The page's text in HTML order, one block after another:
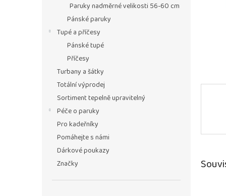
Paruky nadměrné velikosti 56-60 cm
Pánské paruky
Tupé a příčesy
Pánské tupé
Příčesy
Turbany a šátky
Totální výprodej
Sortiment tepelně upravitelný
Péče o paruky
Pro kadeřníky
Pomáhejte s námi
Dárkové poukazy
Značky